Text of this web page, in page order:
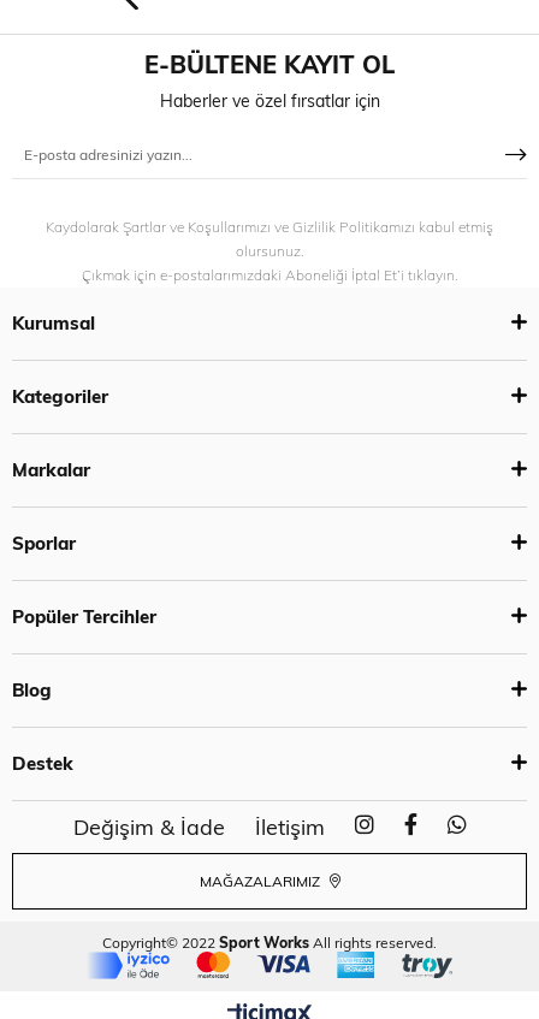
E-BÜLTENE KAYIT OL
Haberler ve özel fırsatlar için
Kaydolarak Şartlar ve Koşullarımızı ve Gizlilik Politikamızı kabul etmiş
olursunuz.
Çıkmak için e-postalarımızdaki Aboneliği İptal Et’i tıklayın.
Kurumsal
Kategoriler
Markalar
Sporlar
Popüler Tercihler
Blog
Destek
Değişim & İade İletişim
MAĞAZALARIMIZ
Copyright© 2022 Sport Works All rights reserved.